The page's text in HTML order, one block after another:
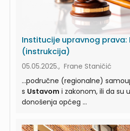
Institucije upravnog prava:
(instrukcija)
05.05.2025., Frane Staničić
...područne (regionalne)
s Ustavom i zakonom, ili da su
donošenja općeg ...